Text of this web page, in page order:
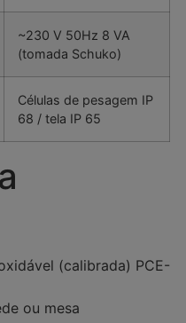
~230 V 50Hz 8 VA
(tomada Schuko)
Células de pesagem IP
68 / tela IP 65
(calibrada) PCE-
ou mesa